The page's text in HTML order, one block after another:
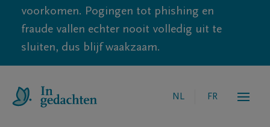
voorkomen. Pogingen tot phishing en
fraude vallen echter nooit volledig uit te
sluiten, dus blijf waakzaam.
NL FR